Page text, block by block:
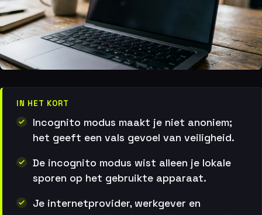
IN HET KORT
Incognito modus maakt je niet anoniem;
het geeft een vals gevoel van veiligheid.
De incognito modus wist alleen je lokale
sporen op het gebruikte apparaat.
Je internetprovider, werkgever en